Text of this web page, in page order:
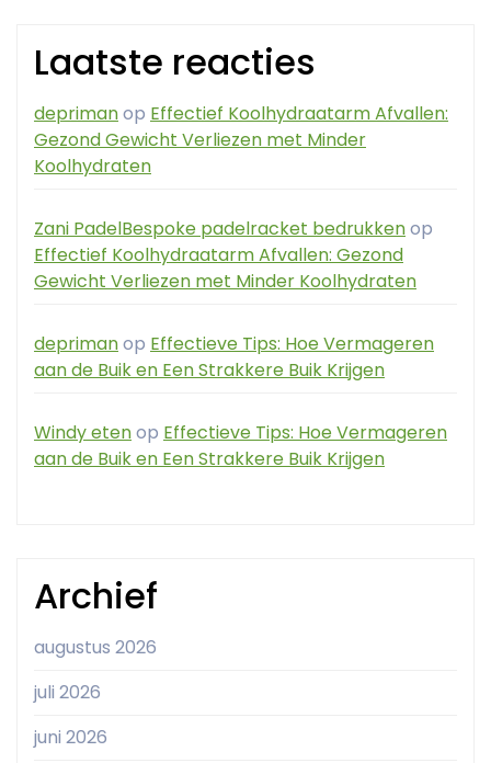
Laatste reacties
deprimanop Effectief Koolhydraatarm Afvallen:
Gezond Gewicht Verliezen met Minder
Koolhydraten
Zani PadelBespoke padelracket bedrukkenop
Effectief Koolhydraatarm Afvallen: Gezond
Gewicht Verliezen met Minder Koolhydraten
deprimanop Effectieve Tips: Hoe Vermageren
aan de Buik en Een Strakkere Buik Krijgen
Windy etenop Effectieve Tips: Hoe Vermageren
aan de Buik en Een Strakkere Buik Krijgen
Archief
augustus 2026
juli 2026
juni 2026